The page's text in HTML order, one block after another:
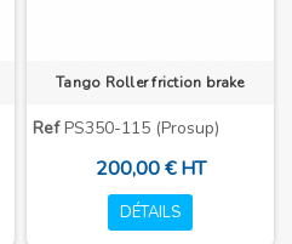
Tango Roller friction brake
RefPS350-115 (Prosup)
200,00 € HT
DÉTAILS